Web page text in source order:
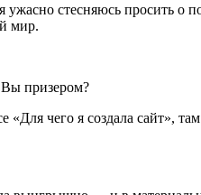
ужасно стесняюсь просить о
мир.
Вы призером?
чего я создала сайт»,